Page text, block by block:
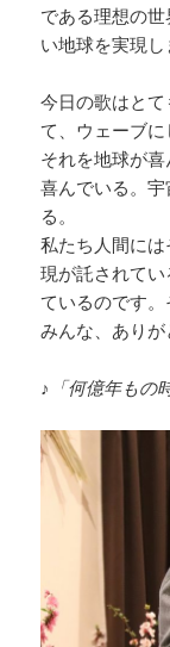
である理想の
い地球を実現し
今日の歌はと
て、ウェーブに
それを地球が
喜んでいる。
る。
私たち人間に
現が託されて
ているのです。
みんな、ありが
♪「何億年もの